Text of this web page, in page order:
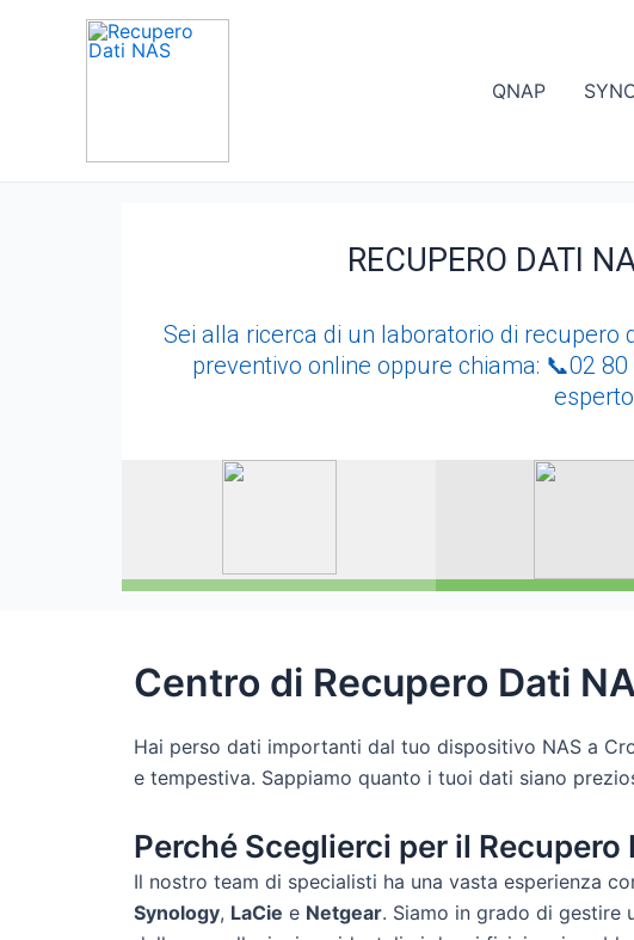
QNAP
RECUPERO DATI
Sei alla ricerca di un laboratorio di recupero
preventivo online oppure chiama: 📞02
esperto
Centro di Recupero Dati
Hai perso dati importanti dal tuo dispositivo NAS a
e tempestiva. Sappiamo quanto i tuoi dati siano
Perché Sceglierci per il Recupero
Il nostro team di specialisti ha una vasta esperienza
Synology, LaCie e Netgear. Siamo in grado di gestire